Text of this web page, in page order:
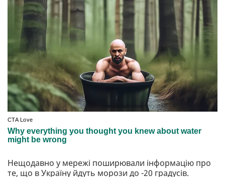
Нещодавно у мережі поширювали інформацію про
те, що в Україну йдуть морози до -20 градусів.